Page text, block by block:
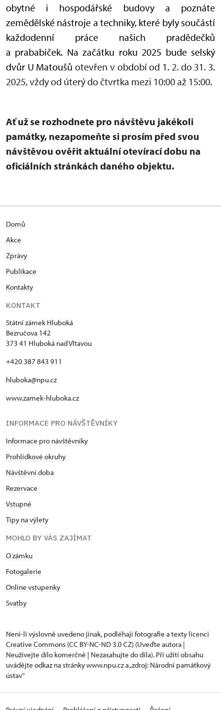
obytné i hospodářské budovy a poznáte
zemědělské nástroje a techniky, které byly součástí
každodenní práce našich pradědečků
a prababiček. Na začátku roku 2025 bude selský
dvůr U Matoušů otevřen v období od 1. 2. do 31. 3.
2025, vždy od úterý do čtvrtka mezi 10:00 až 15:00.
Ať už se rozhodnete pro návštěvu jakékoli
památky, nezapomeňte si prosím před svou
návštěvou ověřit aktuální otevírací dobu na
oficiálních stránkách daného objektu.
Domů
Akce
Zprávy
Publikace
Kontakty
KONTAKT
Státní zámek Hluboká
Bezručova 142
373 41 Hluboká nad Vltavou
+420 387 843 911
hluboka@npu.cz
www.zamek-hluboka.cz
INFORMACE PRO NÁVŠTĚVNÍKY
Informace pro návštěvníky
Prohlídkové okruhy
Návštěvní doba
Rezervace
Vstupné
Tipy na výlety
MOHLO BY VÁS ZAJÍMAT
O zámku
Fotogalerie
Online vstupenky
Svatby
Není-li výslovně uvedeno jinak, podléhají fotografie a texty licenci
Creative Commons (CC BY-NC-ND 3.0 CZ) (Uveďte autora |
Neužívejte dílo komerčně | Nezasahujte do díla). Při užití obsahu
uvádějte odkaz na stránky www.npu.cz a „zdroj: Národní památkový
ústav“